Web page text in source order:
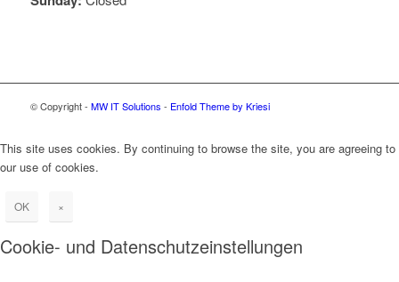
© Copyright - MW IT Solutions - Enfold Theme by Kriesi
This site uses cookies. By continuing to browse the site, you are agreeing to
our use of cookies.
OK ×
Cookie- und Datenschutzeinstellungen